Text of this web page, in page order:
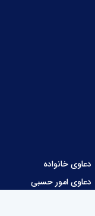
دعاوی خانواده
دعاوی امور حسبی